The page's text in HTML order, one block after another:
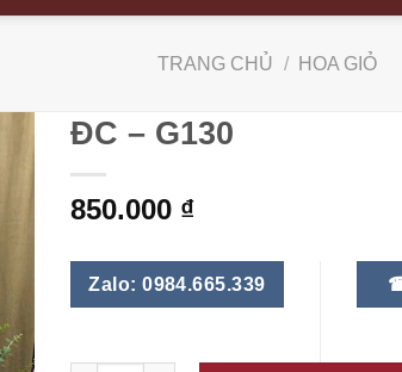
TRANG CHỦ / HOA GIỎ
ĐC – G130
850.000 ₫
Zalo: 0984.665.339